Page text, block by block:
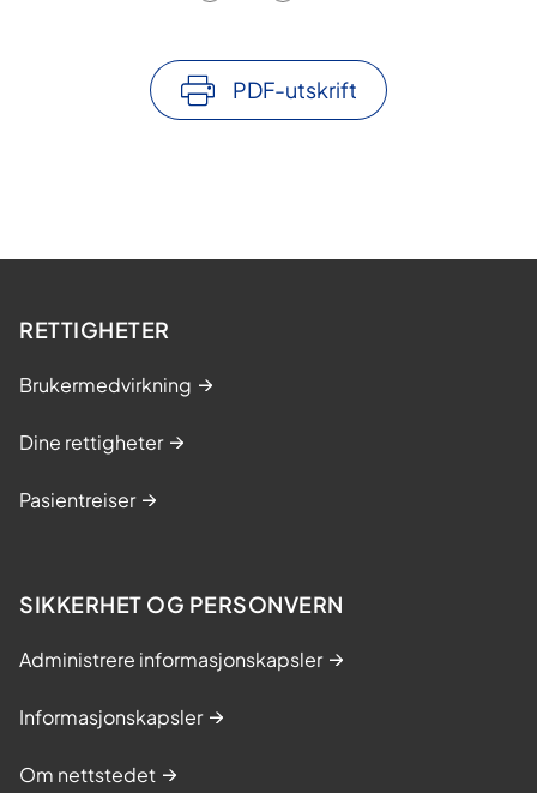
PDF-utskrift
RETTIGHETER
Brukermedvirkning
Dine rettigheter
Pasientreiser
SIKKERHET OG PERSONVERN
Administrere informasjonskapsler
Informasjonskapsler
Om nettstedet